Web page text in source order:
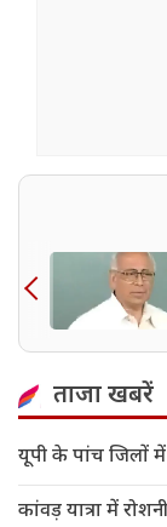
ताजा खबरें
यूपी के पांच जिलों में
कांवड़ यात्रा में